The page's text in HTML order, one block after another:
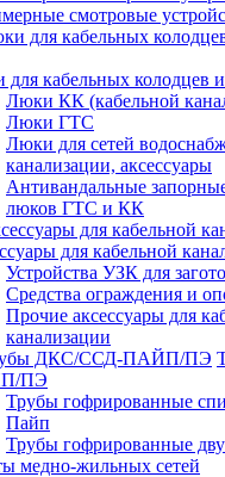
смотровые
кабельных колодцев
Люки КК (кабельной
Люки ГТС
Люки для сетей
канализации, аксессуары
Антивандальные
люков ГТС и КК
для кабельной
Устройства УЗК для
Средства ограждения и
Прочие аксессуары для
канализации
ПЭ
Трубы гофрированные
Пайп
Трубы гофрированные
медно-жильных сетей